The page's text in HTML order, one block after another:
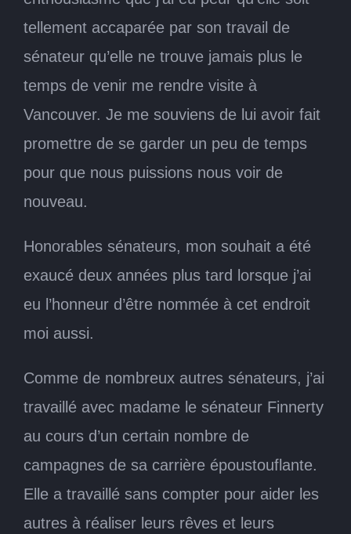
tellement accaparée par son travail de
sénateur qu’elle ne trouve jamais plus le
temps de venir me rendre visite à
Vancouver. Je me souviens de lui avoir fait
promettre de se garder un peu de temps
pour que nous puissions nous voir de
nouveau.
Honorables sénateurs, mon souhait a été
exaucé deux années plus tard lorsque j’ai
eu l’honneur d’être nommée à cet endroit
moi aussi.
Comme de nombreux autres sénateurs, j’ai
travaillé avec madame le sénateur Finnerty
au cours d’un certain nombre de
campagnes de sa carrière époustouflante.
Elle a travaillé sans compter pour aider les
autres à réaliser leurs rêves et leurs